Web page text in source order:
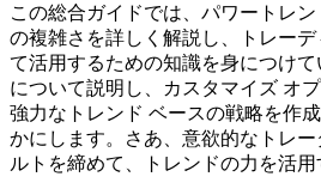
この総合ガイドでは、パワートレ
の複雑さを詳しく解説し、トレー
て活用するための知識を身につけ
について説明し、カスタマイズ オ
強力なトレンド ベースの戦略を作
かにします。さあ、意欲的なトレ
ルトを締めて、トレンドの力を活用